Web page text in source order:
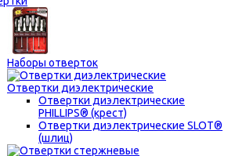
Наборы отверток
Отвертки диэлектрические
Отвертки диэлектрические
PHILLIPS® (крест)
Отвертки диэлектрические SLOT®
(шлиц)